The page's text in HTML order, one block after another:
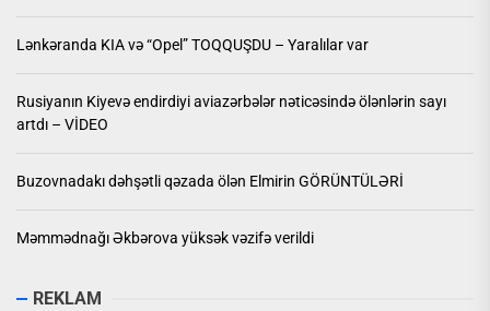
Lənkəranda KIA və “Opel” TOQQUŞDU – Yaralılar var
Rusiyanın Kiyevə endirdiyi aviazərbələr nəticəsində ölənlərin sayı
artdı – VİDEO
Buzovnadakı dəhşətli qəzada ölən Elmirin GÖRÜNTÜLƏRİ
Məmmədnağı Əkbərova yüksək vəzifə verildi
REKLAM